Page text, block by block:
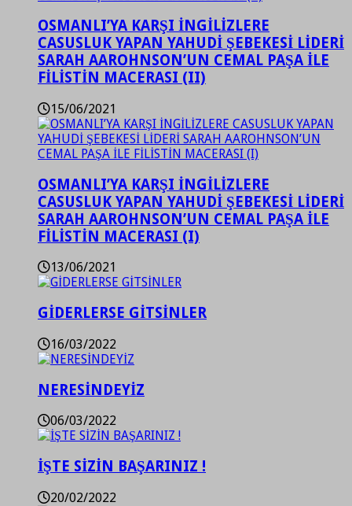
OSMANLI’YA KARŞI İNGİLİZLERE
CASUSLUK YAPAN YAHUDİ ŞEBEKESİ LİDERİ
SARAH AAROHNSON’UN CEMAL PAŞA İLE
FİLİSTİN MACERASI (II)
15/06/2021
OSMANLI’YA KARŞI İNGİLİZLERE
CASUSLUK YAPAN YAHUDİ ŞEBEKESİ LİDERİ
SARAH AAROHNSON’UN CEMAL PAŞA İLE
FİLİSTİN MACERASI (I)
13/06/2021
GİDERLERSE GİTSİNLER
16/03/2022
NERESİNDEYİZ
06/03/2022
İŞTE SİZİN BAŞARINIZ !
20/02/2022